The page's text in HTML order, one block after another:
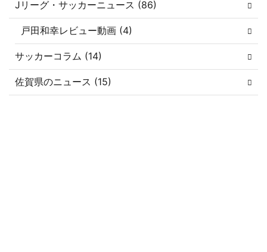
Jリーグ・サッカーニュース (86)
戸田和幸レビュー動画 (4)
サッカーコラム (14)
佐賀県のニュース (15)